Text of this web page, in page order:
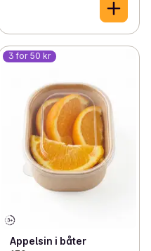
3 for 50 kr
Appelsin i båter